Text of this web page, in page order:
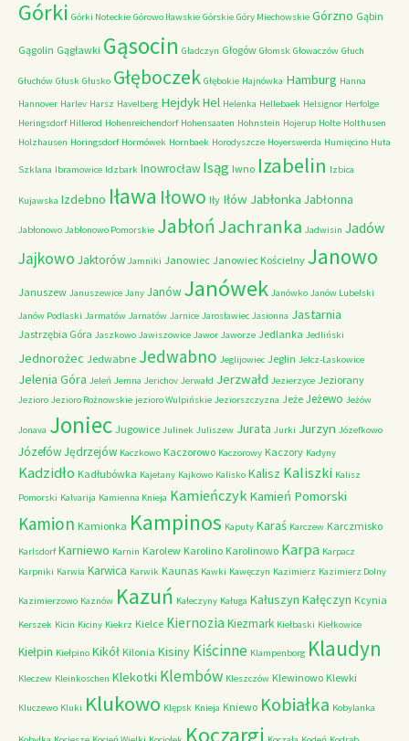
Górki Górki Noteckie Górowo Iławskie Górskie Góry Miechowskie Górzno Gąbin
Gągolin Gągławki Gąsocin Gładczyn Głogów Głomsk Głowaczów Głuch
Głuchów Głusk Głusko Głęboczek Głębokie Hajnówka Hamburg Hanna
Hannover Harlev Harsz Havelberg HejdykHel Helenka Hellebaek Helsignor Herfolge
Heringsdorf Hillerod Hohenreichendorf Hohensaaten Hohnstein Hojerup Holte Holthusen
Holzhausen Horingsdorf Hormówek Hornbaek Horodyszcze Hoyerswerda Humięcino Huta
Szklana Ibramowice Idzbark Inowrocław Isąg Iwno Izabelin Izbica
Kujawska Izdebno Iława Iłowo Iły Iłów Jabłonka Jabłonna
Jabłonowo Jabłonowo Pomorskie JabłońJachranka Jadwisin Jadów
Jajkowo Jaktorów Jamniki Janowiec Janowiec Kościelny Janowo
Januszew Januszewice Jany Janów Janówek Janówko Janów Lubelski
Janów Podlaski Jarmatów Jarnatów Jarnice Jarosławiec Jasionna Jastarnia
Jastrzębia Góra Jaszkowo Jawiszowice Jawor Jaworze Jedlanka Jedliński
Jednorożec Jedwabne Jedwabno Jeglijowiec Jeglin Jelcz-Laskowice
Jelenia Góra Jeleń Jemna Jerichov Jerwałd Jerzwałd Jezierzyce Jeziorany
Jezioro Jezioro Rożnowskie jezioro Wulpińskie Jeziorszczyzna Jeże Jeżewo Jeżów
Jonava Joniec Jugowice Julinek Juliszew Jurata Jurki Jurzyn Józefkowo
JózefówJędrzejów Kaczkowo Kaczorowo Kaczorowy Kaczory Kadyny
Kadzidło Kadłubówka Kajetany Kajkowo Kalisko Kalisz Kaliszki Kalisz
Pomorski Kalvarija Kamienna Knieja Kamieńczyk Kamień Pomorski
Kamion Kamionka Kampinos Kaputy Karaś Karczew Karczmisko
Karlsdorf Karniewo Karnin Karolew Karolino Karolinowo Karpa Karpacz
Karpniki Karwia Karwica Karwik Kaunas Kawki Kawęczyn Kazimierz Kazimierz Dolny
Kazimierzowo Kaznów Kazuń Kałeczyny Kaługa Kałuszyn Kałęczyn Kcynia
Kerszek Kicin Kiciny Kiekrz Kielce Kiernozia Kiezmark Kiełbaski Kiełkowice
Kiełpin Kiełpino Kikół Kilonia Kisiny Kiścinne Klampenborg Klaudyn
Kleczew Kleinkoschen Klekotki Klembów Kleszczów Klewinowo Klewki
Kluczewo Kluki Klukowo Klępsk Knieja Kniewo Kobiałka Kobylanka
Koczargi